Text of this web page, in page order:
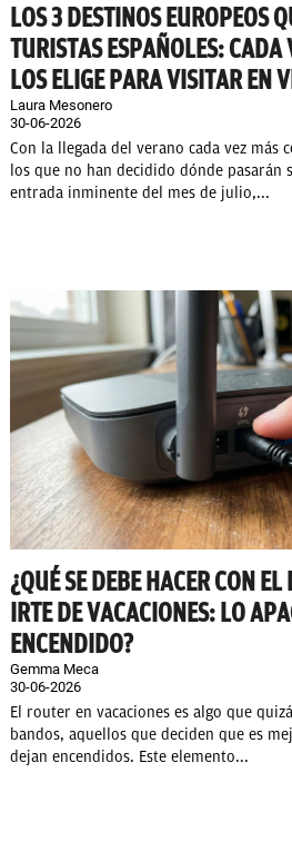
LOS 3 DESTINOS EUROPEOS
TURISTAS ESPAÑOLES: CADA
LOS ELIGE PARA VISITAR EN
Laura Mesonero
30-06-2026
Con la llegada del verano cada vez más
los que no han decidido dónde pasarán
entrada inminente del mes de julio,...
¿QUÉ SE DEBE HACER CON
IRTE DE VACACIONES: LO
ENCENDIDO?
Gemma Meca
30-06-2026
El router en vacaciones es algo que
bandos, aquellos que deciden que es
dejan encendidos. Este elemento...